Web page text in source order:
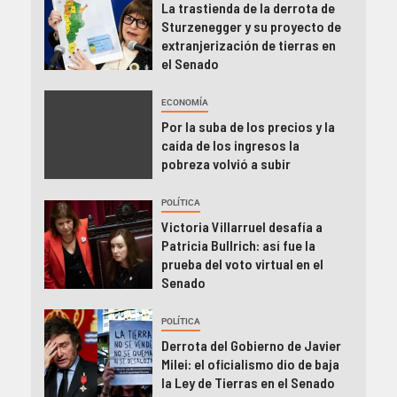
La trastienda de la derrota de
Sturzenegger y su proyecto de
extranjerización de tierras en
el Senado
ECONOMÍA
Por la suba de los precios y la
caída de los ingresos la
pobreza volvió a subir
POLÍTICA
Victoria Villarruel desafía a
Patricia Bullrich: así fue la
prueba del voto virtual en el
Senado
POLÍTICA
Derrota del Gobierno de Javier
Milei: el oficialismo dio de baja
la Ley de Tierras en el Senado